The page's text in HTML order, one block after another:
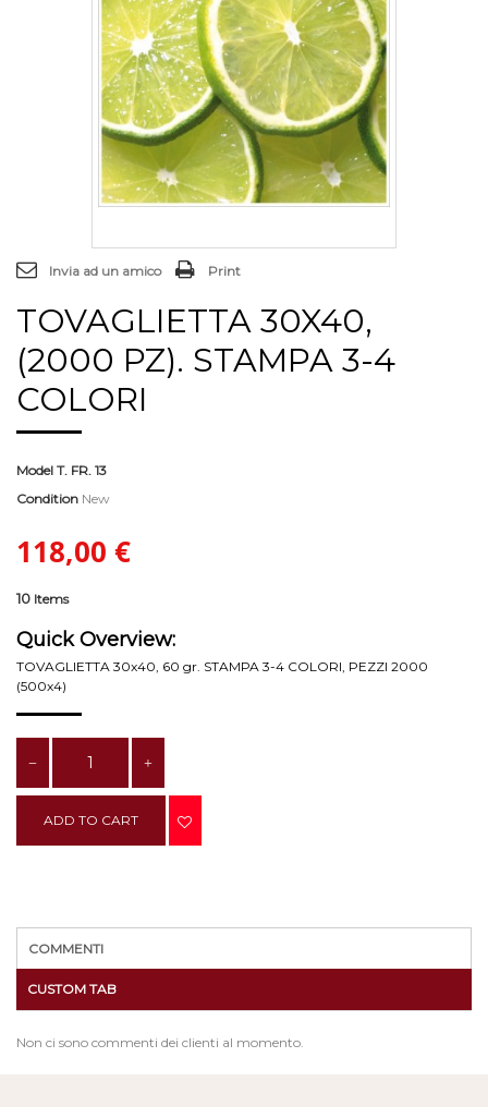
Invia ad un amico Print
TOVAGLIETTA 30X40,
(2000 PZ). STAMPA 3-4
COLORI
Model T. FR. 13
Condition New
118,00 €
10 Items
Quick Overview:
TOVAGLIETTA 30x40, 60 gr. STAMPA 3-4 COLORI, PEZZI 2000
(500x4)
ADD TO CART
COMMENTI
CUSTOM TAB
Non ci sono commenti dei clienti al momento.